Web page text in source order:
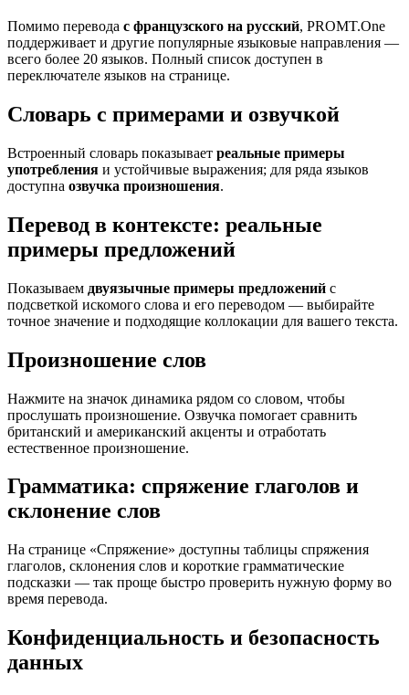
Помимо перевода с французского на русский, PROMT.One
поддерживает и другие популярные языковые направления —
всего более 20 языков. Полный список доступен в
переключателе языков на странице.
Словарь с примерами и озвучкой
Встроенный словарь показывает реальные примеры
употребления и устойчивые выражения; для ряда языков
доступна озвучка произношения.
Перевод в контексте: реальные
примеры предложений
Показываем двуязычные примеры предложений с
подсветкой искомого слова и его переводом — выбирайте
точное значение и подходящие коллокации для вашего текста.
Произношение слов
Нажмите на значок динамика рядом со словом, чтобы
прослушать произношение. Озвучка помогает сравнить
британский и американский акценты и отработать
естественное произношение.
Грамматика: спряжение глаголов и
склонение слов
На странице «Спряжение» доступны таблицы спряжения
глаголов, склонения слов и короткие грамматические
подсказки — так проще быстро проверить нужную форму во
время перевода.
Конфиденциальность и безопасность
данных